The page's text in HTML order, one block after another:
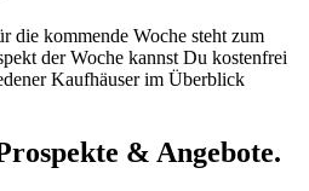
die kommende Woche steht zum
der Woche kannst Du kostenfrei
Kaufhäuser im Überblick
& Angebote.